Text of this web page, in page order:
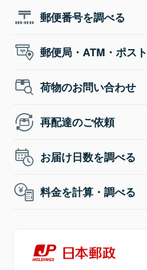
郵便番号を調べる
郵便局・ATM・ポス
荷物のお問い合わせ
再配達のご依頼
お届け日数を調べる
料金を計算・調べる